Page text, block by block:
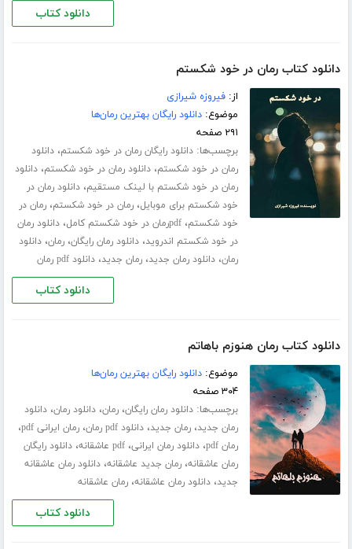
دانلود کتاب
دانلود کتاب رمان در خود شکستم
از:فیروزه شیرازی
موضوع:دانلود رایگان بهترین رمان‌ها
۲۹۱ صفحه
برچسب‌ها:دانلود رایگان رمان در خود شکستم،دانلود
رمان در خود شکستم،دانلود رمان در خود شکستم،دانلود
رمان در خود شکستم با لینک مستقیم،دانلود رمان در
خود شکستم برای موبایل،رمان در خود شکستم،رمان در
خود شکستم،pdfرمان در خود شکستم کامل ،دانلود رمان
در خود شکستم اندروید،دانلود رمان رایگان،رمان،دانلود
رمان،دانلود رمان جدید،رمان جدید،دانلود pdf رمان
دانلود کتاب
دانلود کتاب رمان هنوزم باهاتم
موضوع:دانلود رایگان بهترین رمان‌ها
۳۰۴ صفحه
برچسب‌ها:دانلود رمان رایگان،رمان،دانلود رمان،دانلود
رمان جدید،رمان جدید،دانلود pdf رمان ،رمان ایرانی pdf ،
رمان pdf ،دانلود رمان ایرانی،pdf عاشقانه ،دانلود رایگان
رمان عاشقانه،رمان جدید عاشقانه،دانلود رمان عاشقانه
جدید،دانلود رمان عاشقانه،رمان عاشقانه
دانلود کتاب